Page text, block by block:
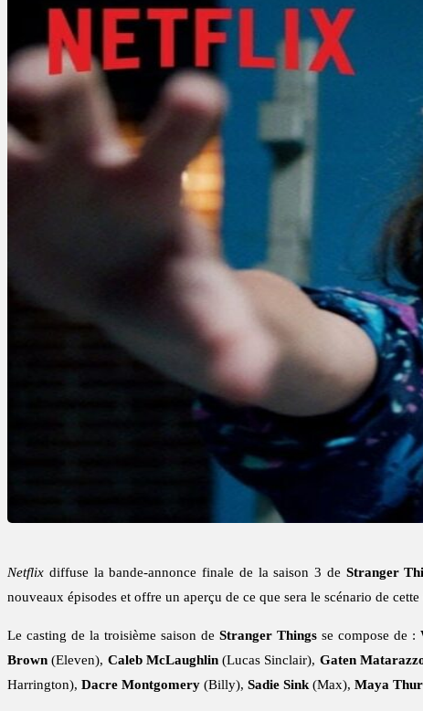
Netflix diffuse la bande-annonce finale de la saison 3 de Stranger
nouveaux épisodes et offre un aperçu de ce que sera le scénario de
Le casting de la troisième saison deStranger Things se compose de :
Brown (Eleven), Caleb McLaughlin(Lucas Sinclair), Gaten
Harrington), Dacre Montgomery (Billy), Sadie Sink (Max), Maya